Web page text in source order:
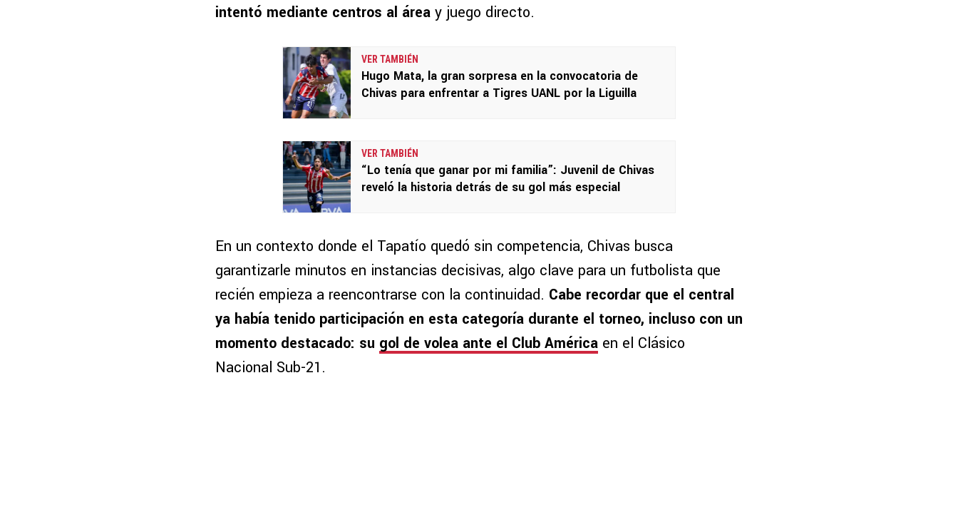
intentó mediante centros al área y juego directo.
VER TAMBIÉN
Hugo Mata, la gran sorpresa en la convocatoria de
Chivas para enfrentar a Tigres UANL por la Liguilla
VER TAMBIÉN
“Lo tenía que ganar por mi familia”: Juvenil de Chivas
reveló la historia detrás de su gol más especial
En un contexto donde el Tapatío quedó sin competencia, Chivas busca
garantizarle minutos en instancias decisivas, algo clave para un futbolista que
recién empieza a reencontrarse con la continuidad. Cabe recordar que el central
ya había tenido participación en esta categoría durante el torneo, incluso con un
momento destacado: su gol de volea ante el Club América en el Clásico
Nacional Sub-21.